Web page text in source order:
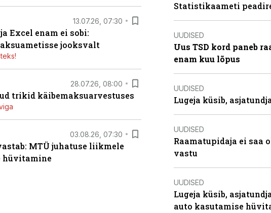
13.07.26, 07:30
Excel enam ei sobi:
jooksvalt
28.07.26, 08:00
trikid käibemaksuarvestuses
03.08.26, 07:30
MTÜ juhatuse liikmele
hüvitamine
Statistikaameti
UUDISED
Uus TSD kord paneb
enam kuu lõpus
UUDISED
Lugeja küsib,
UUDISED
Raamatupidaja ei saa
vastu
UUDISED
Lugeja küsib,
auto kasutamise